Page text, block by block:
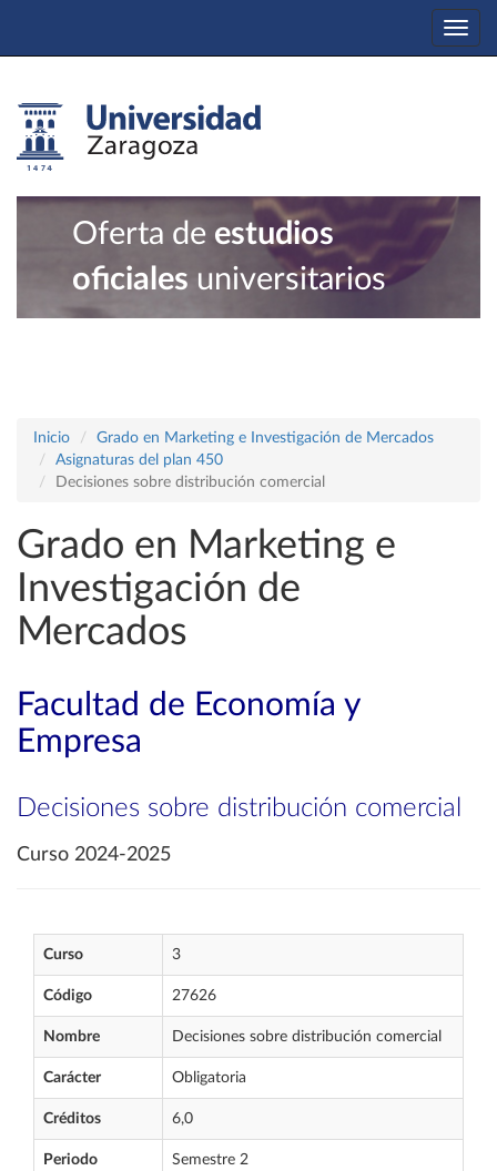
Oferta de estudios
oficiales universitarios
Inicio
Grado en Marketing e Investigación de Mercados
Asignaturas del plan 450
Decisiones sobre distribución comercial
Grado en Marketing e
Investigación de
Mercados
Facultad de Economía y
Empresa
Decisiones sobre distribución comercial
Curso 2024-2025
Curso 3
Código 27626
Nombre Decisiones sobre distribución comercial
Carácter Obligatoria
Créditos 6,0
Periodo Semestre 2